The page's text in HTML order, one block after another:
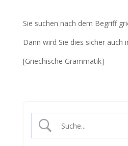
Sie suchen nach dem Begriff
Dann wird Sie dies sicher auch
[Griechische Grammatik]